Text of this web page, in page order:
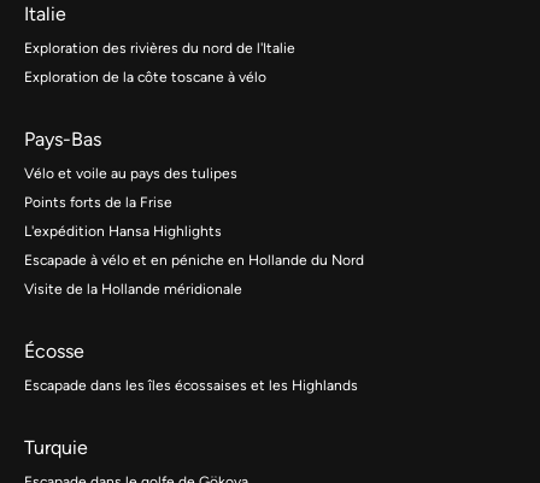
Italie
Exploration des rivières du nord de l'Italie
Exploration de la côte toscane à vélo
Pays-Bas
Vélo et voile au pays des tulipes
Points forts de la Frise
L'expédition Hansa Highlights
Escapade à vélo et en péniche en Hollande du Nord
Visite de la Hollande méridionale
Écosse
Escapade dans les îles écossaises et les Highlands
Turquie